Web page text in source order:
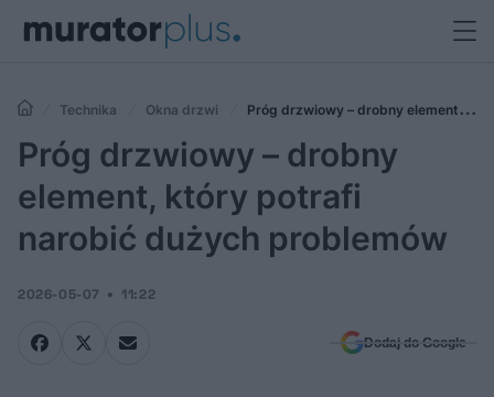
Technika Okna drzwi
Próg drzwiowy – drobny element,
który potrafi narobić dużych problemów
Próg drzwiowy – drobny
element, który potrafi
narobić dużych problemów
2026-05-07 11:22
Dodaj do Google